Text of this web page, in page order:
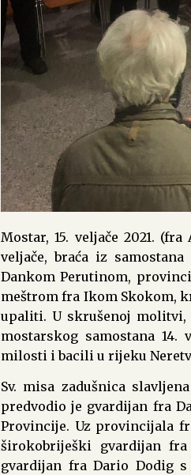
Mostar, 15. veljače 2021.
veljače,braća iz
DankomPerutinom,
meštrom fra Ikom Skokom,
upaliti. U skrušenoj molitvi,
mostarskog samostana 14.
milosti i bacili u rijeku
Sv. misa zadušnica
predvodio je gvardijan fra
Provincije. Uz provincijala
širokobriješki gvardijan
gvardijan fra Dario Dodig